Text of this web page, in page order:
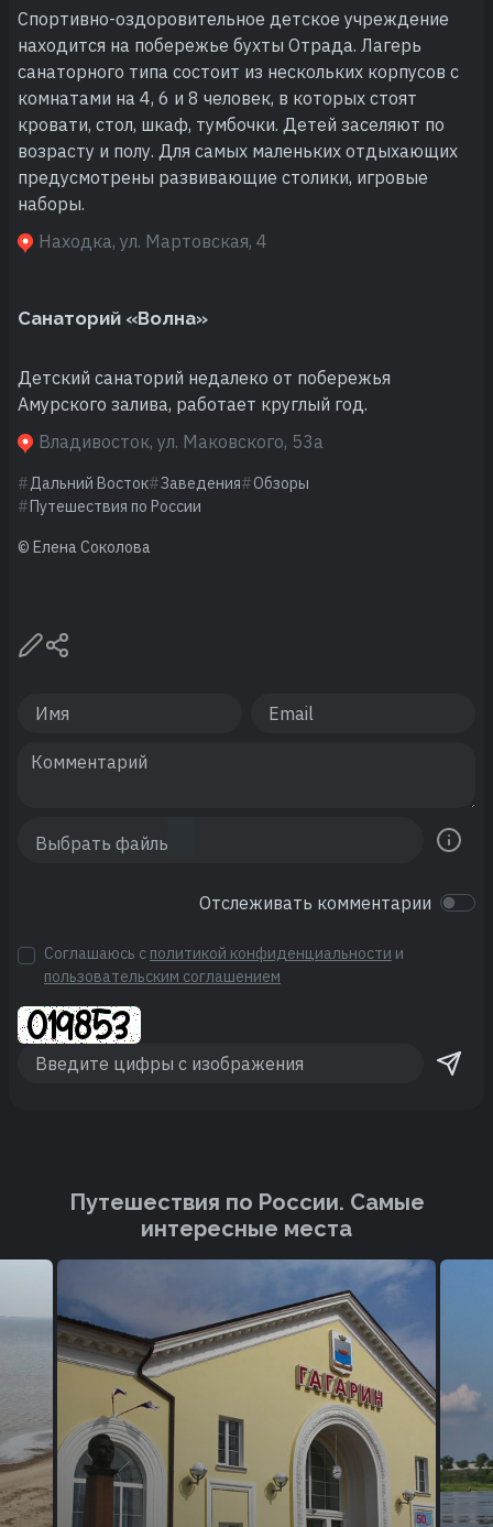
Спортивно-оздоровительное детское учреждение
находится на побережье бухты Отрада. Лагерь
санаторного типа состоит из нескольких корпусов с
комнатами на 4, 6 и 8 человек, в которых стоят
кровати, стол, шкаф, тумбочки. Детей заселяют по
возрасту и полу. Для самых маленьких отдыхающих
предусмотрены развивающие столики, игровые
наборы.
Находка, ул. Мартовская, 4
Санаторий «Волна»
Детский санаторий недалеко от побережья
Амурского залива, работает круглый год.
Владивосток, ул. Маковского, 53а
Дальний Восток Заведения
Обзоры
Путешествия по России
© Елена Соколова
Отслеживать комментарии
Соглашаюсь с политикой конфиденциальности и
пользовательским соглашением
Путешествия по России. Cамые
интересные места